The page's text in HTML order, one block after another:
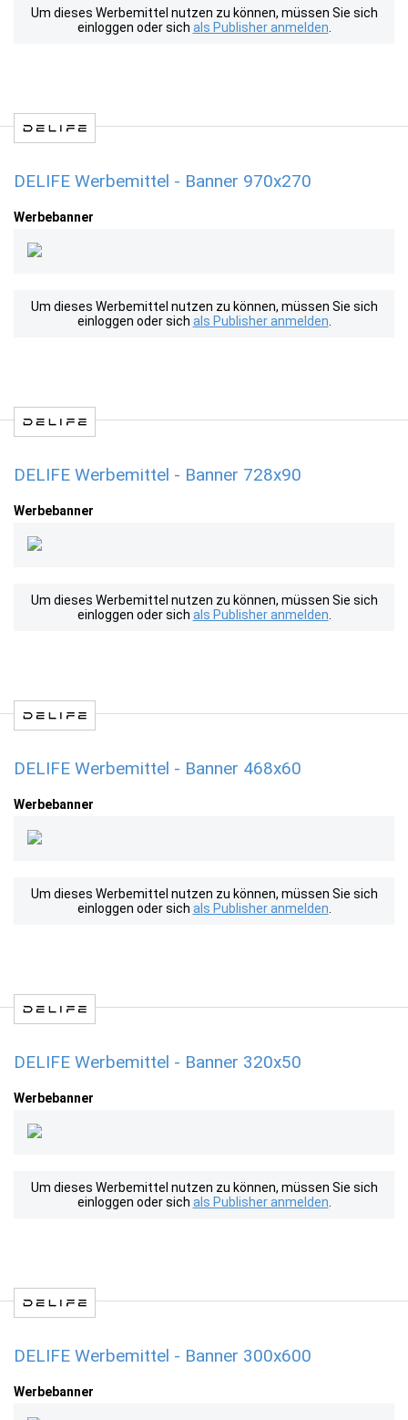
Um dieses Werbemittel nutzen zu können, müssen Sie sich
einloggen oder sich als Publisher anmelden
DELIFE Werbemittel - Banner 970x270
Werbebanner
Um dieses Werbemittel nutzen zu können, müssen Sie sich
einloggen oder sich als Publisher anmelden
DELIFE Werbemittel - Banner 728x90
Werbebanner
Um dieses Werbemittel nutzen zu können, müssen Sie sich
einloggen oder sich als Publisher anmelden
DELIFE Werbemittel - Banner 468x60
Werbebanner
Um dieses Werbemittel nutzen zu können, müssen Sie sich
einloggen oder sich als Publisher anmelden
DELIFE Werbemittel - Banner 320x50
Werbebanner
Um dieses Werbemittel nutzen zu können, müssen Sie sich
einloggen oder sich als Publisher anmelden
DELIFE Werbemittel - Banner 300x600
Werbebanner